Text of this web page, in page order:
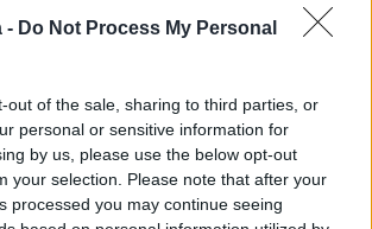
- Do Not Process My Personal
out of the sale, sharing to third parties, or
personal or sensitive information for
by us, please use the below opt-out
your selection. Please note that after your
processed you may continue seeing
ARTICOLO SUCCESSIVO